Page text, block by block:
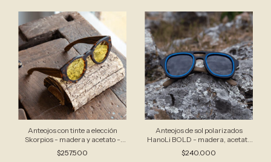
Anteojos con tinte a elección
Skorpios - madera y acetato -
apto receta
$257.500
Anteojos de sol polarizados
HanoLi BOLD - madera, acetato
y TPU - aviador grande
$240.000